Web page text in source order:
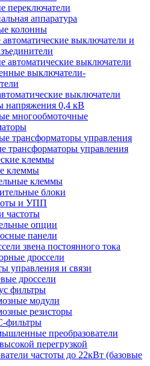
переключатели
аппаратура
колонны
выключатели и
автоматические выключатели
выключатели-
выключатели
напряжения 0,4 кВ
многообмоточные
трансформаторы управления
трансформаторы управления
клеммы
клеммы
клеммы
блоки
и УПП
частоты
опции
панели
звена постоянного тока
дроссели
управления и связи
дроссели
фильтры
модули
резисторы
преобразователи
перегрузкой
частоты до 22кВт (базовые